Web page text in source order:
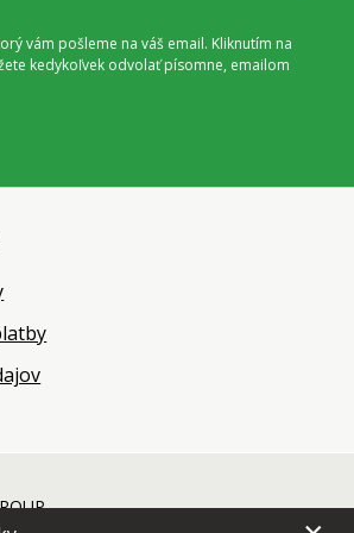
vám pošleme na váš email. Kliknutím na
kedykoľvek odvolať písomne, emailom